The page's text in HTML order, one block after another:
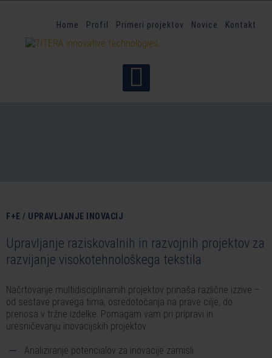
Home Profil Primeri projektov Novice Kontakt
F+E / UPRAVLJANJE INOVACIJ
Upravljanje raziskovalnih in razvojnih projektov za
razvijanje visokotehnološkega tekstila
Načrtovanje multidisciplinarnih projektov prinaša različne izzive –
od sestave pravega tima, osredotočanja na prave cilje, do
prenosa v tržne izdelke. Pomagam vam pri pripravi in
uresničevanju inovacijskih projektov.
Analiziranje potencialov za inovacije zamisli